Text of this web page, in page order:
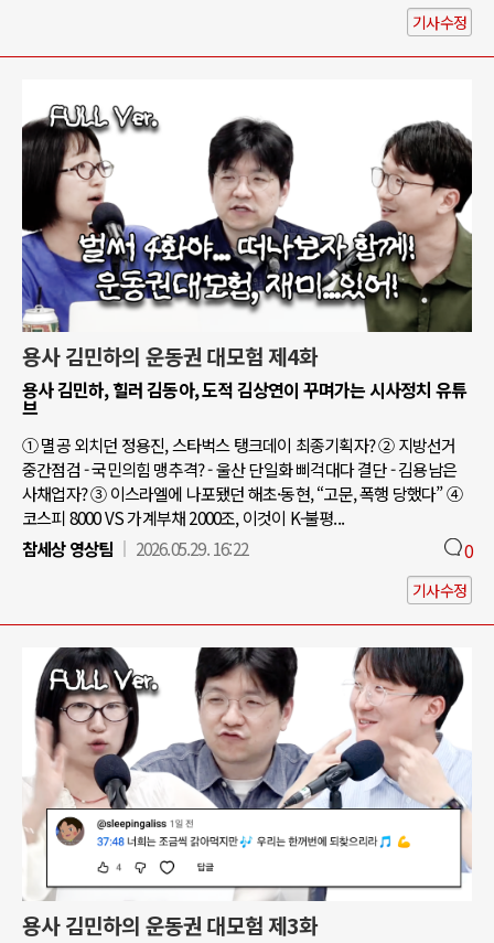
기사수정
용사 김민하의 운동권 대모험 제4화
용사 김민하, 힐러 김동아, 도적 김상연이 꾸며가는 시사정치 유튜
브
① 멸공 외치던 정용진, 스타벅스 탱크데이 최종기획자? ② 지방선거
중간점검 - 국민의힘 맹추격? - 울산 단일화 삐걱대다 결단 - 김용남은
사채업자? ③ 이스라엘에 나포됐던 해초·동현, “고문, 폭행 당했다” ④
코스피 8000 VS 가계부채 2000조, 이것이 K-불평...
참세상 영상팀
2026.05.29. 16:22 0
기사수정
용사 김민하의 운동권 대모험 제3화